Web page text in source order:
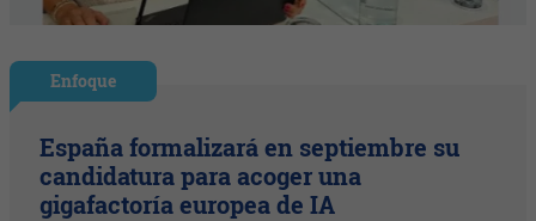
Enfoque
España formalizará en septiembre su
candidatura para acoger una
gigafactoría europea de IA